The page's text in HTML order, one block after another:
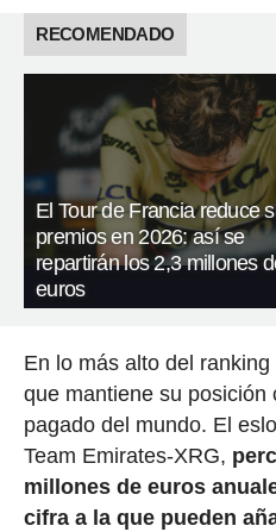
RECOMENDADO
El Tour de Francia reduce
premios en 2026: así se
repartirán los 2,3 millones
euros
En lo más alto del
que mantiene su posición
pagado del mundo. El
Team Emirates-XRG,
millones de euros
cifra a la que pueden